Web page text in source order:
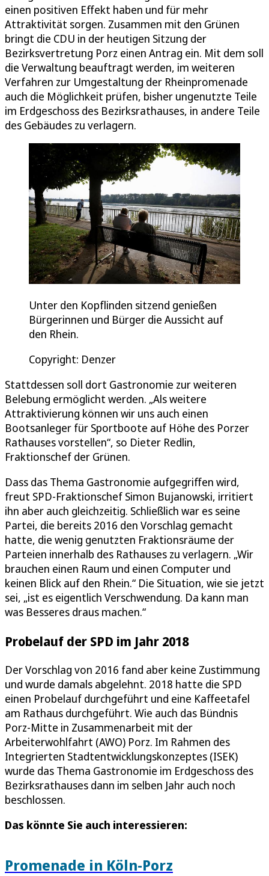
einen positiven Effekt haben und für mehr
Attraktivität sorgen. Zusammen mit den Grünen
bringt die CDU in der heutigen Sitzung der
Bezirksvertretung Porz einen Antrag ein. Mit dem soll
die Verwaltung beauftragt werden, im weiteren
Verfahren zur Umgestaltung der Rheinpromenade
auch die Möglichkeit prüfen, bisher ungenutzte Teile
im Erdgeschoss des Bezirksrathauses, in andere Teile
des Gebäudes zu verlagern.
Unter den Kopflinden sitzend genießen
Bürgerinnen und Bürger die Aussicht auf
den Rhein.
Copyright: Denzer
Stattdessen soll dort Gastronomie zur weiteren
Belebung ermöglicht werden. „Als weitere
Attraktivierung können wir uns auch einen
Bootsanleger für Sportboote auf Höhe des Porzer
Rathauses vorstellen“, so Dieter Redlin,
Fraktionschef der Grünen.
Dass das Thema Gastronomie aufgegriffen wird,
freut SPD-Fraktionschef Simon Bujanowski, irritiert
ihn aber auch gleichzeitig. Schließlich war es seine
Partei, die bereits 2016 den Vorschlag gemacht
hatte, die wenig genutzten Fraktionsräume der
Parteien innerhalb des Rathauses zu verlagern. „Wir
brauchen einen Raum und einen Computer und
keinen Blick auf den Rhein.“ Die Situation, wie sie jetzt
sei, „ist es eigentlich Verschwendung. Da kann man
was Besseres draus machen.“
Probelauf der SPD im Jahr 2018
Der Vorschlag von 2016 fand aber keine Zustimmung
und wurde damals abgelehnt. 2018 hatte die SPD
einen Probelauf durchgeführt und eine Kaffeetafel
am Rathaus durchgeführt. Wie auch das Bündnis
Porz-Mitte in Zusammenarbeit mit der
Arbeiterwohlfahrt (AWO) Porz. Im Rahmen des
Integrierten Stadtentwicklungskonzeptes (ISEK)
wurde das Thema Gastronomie im Erdgeschoss des
Bezirksrathauses dann im selben Jahr auch noch
beschlossen.
Das könnte Sie auch interessieren:
Promenade in Köln-Porz